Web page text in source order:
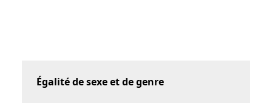
Égalité de sexe et de genre